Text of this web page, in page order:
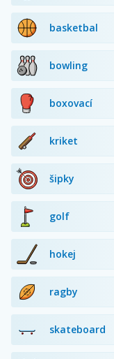
basketbal
bowling
boxovací
kriket
šipky
golf
hokej
ragby
skateboard